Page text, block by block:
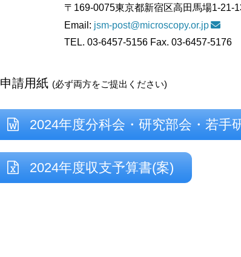
〒169-0075東京都新宿区高田馬場1-21-13
Email: jsm-post@microscopy.or.jp
TEL. 03-6457-5156 Fax. 03-6457-5176
申請用紙 (必ず両方をご提出ください)
2024年度分科会・研究部会・若手
2024年度収支予算書(案)